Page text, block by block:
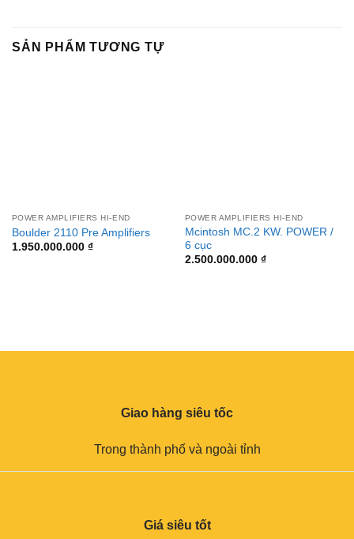
SẢN PHẨM TƯƠNG TỰ
POWER AMPLIFIERS HI-END
Boulder 2110 Pre Amplifiers
1.950.000.000 ₫
POWER AMPLIFIERS HI-END
Mcintosh MC.2 KW. POWER /
6 cục
2.500.000.000 ₫
Giao hàng siêu tốc
Trong thành phố và ngoài tỉnh
Giá siêu tốt